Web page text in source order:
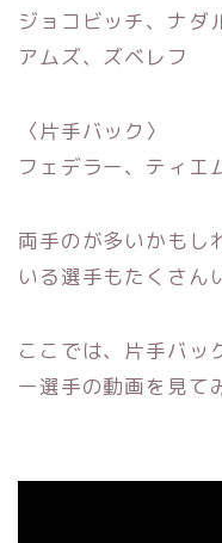
ジョコビッチ、ナダ
アムズ、ズベレフ
〈片手バック〉
フェデラー、ティエ
両手のが多いかもし
いる選手もたくさん
ここでは、 片手バッ
ー選手の動画を見て